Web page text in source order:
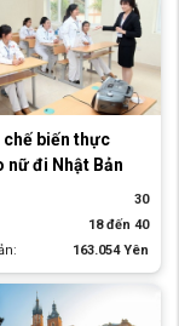
chế biến thực
nữ đi Nhật Bản
30
18 đến 40
163.054 Yên